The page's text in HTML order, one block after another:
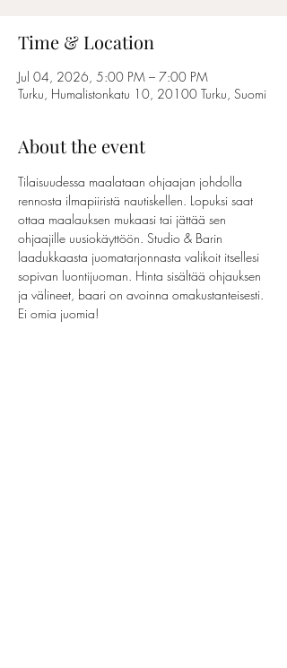
Time & Location
Jul 04, 2026, 5:00 PM – 7:00 PM
Turku, Humalistonkatu 10, 20100 Turku, Suomi
About the event
Tilaisuudessa maalataan ohjaajan johdolla
rennosta ilmapiiristä nautiskellen. Lopuksi saat
ottaa maalauksen mukaasi tai jättää sen
ohjaajille uusiokäyttöön. Studio & Barin
laadukkaasta juomatarjonnasta valikoit itsellesi
sopivan luontijuoman. Hinta sisältää ohjauksen
ja välineet, baari on avoinna omakustanteisesti.
Ei omia juomia!